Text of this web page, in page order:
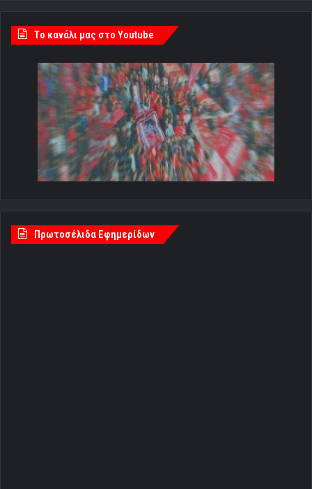
Tο κανάλι μας στο Youtube
Πρωτοσέλιδα Εφημερίδων